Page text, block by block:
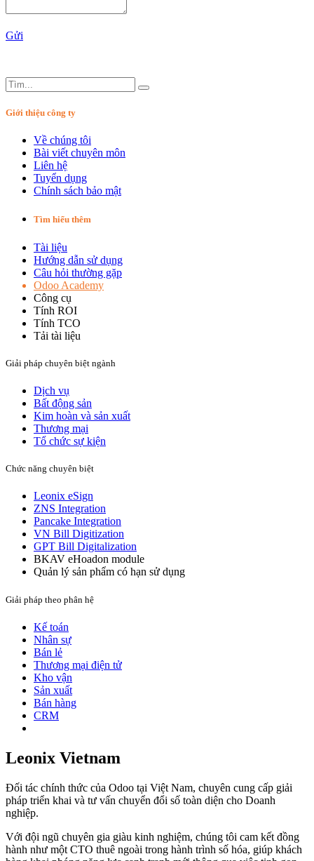
Gửi
Giới thiệu công ty
Về chúng tôi
Bài viết chuyên môn
Liên hệ
Tuyển dụng
Chính sách bảo mật
Tìm hiểu thêm
Tài liệu
Hướng dẫn sử dụng
Câu hỏi thường gặp
Odoo Academy
Công cụ
Tính ROI
Tính TCO
Tải tài liệu
Giải pháp chuyên biệt ngành
Dịch vụ
Bất động sản​
Kim hoàn và sản xuất​
Thương mại
Tổ chức sự kiện
Chức năng chuyên biệt
Leonix eSign
ZNS Integration
Pancake Integration
VN Bill Digitization
GPT Bill Digitalization
BKAV eHoadon module
Quản lý sản phẩm có hạn sử dụng
Giải pháp theo phân hệ
Kế toán
Nhân sự
Bán lẻ
Thương mại điện tử
Kho vận
Sản xuất
Bán hàng
CRM
Leonix Vietnam
Đối tác chính thức của Odoo tại Việt Nam, chuyên cung cấp giải
pháp triển khai và tư vấn chuyển đổi số toàn diện cho Doanh
nghiệp.
Với đội ngũ chuyên gia giàu kinh nghiệm, chúng tôi cam kết đồng
hành như một CTO thuê ngoài trong hành trình số hóa, giúp khách